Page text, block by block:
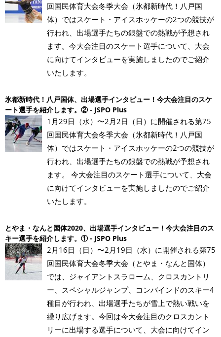
回国民体育大会冬季大会（氷都新時代！八戸国
体）ではスケート・アイスホッケーの2つの競技が
行われ、出場選手たちの銀盤での熱戦が予想され
ます。今大会注目のスケート選手について、大会
に向けてインタビューを実施しましたのでご紹介
いたします。
氷都新時代！八戸国体、出場選手インタビュー！今大会注目のスケ
ート選手を紹介します。② - JSPO Plus
1月29日（水）〜2月2日（日）に開催される第75
回国民体育大会冬季大会（氷都新時代！八戸国
体）ではスケート・アイスホッケーの2つの競技が
行われ、出場選手たちの銀盤での熱戦が予想され
ます。 今大会注目のスケート選手について、大会
に向けてインタビューを実施しましたのでご紹介
いたします。
とやま・なんと国体2020、出場選手インタビュー！今大会注目のス
キー選手を紹介します。① - JSPO Plus
2月16日（日）〜2月19日（水）に開催される第75
回国民体育大会冬季大会（とやま・なんと国体）
では、ジャイアントスラローム、クロスカントリ
ー、スペシャルジャンプ、コンバインドのスキー4
種目が行われ、出場選手たちが雪上で熱い戦いを
繰り広げます。今回は今大会注目のクロスカント
リーに出場する選手について、大会に向けてイン